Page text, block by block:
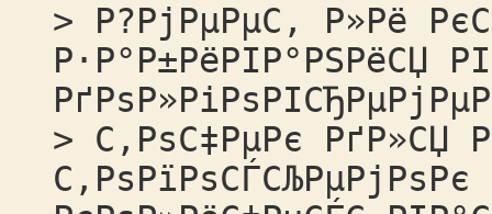
> Р?РјРµРµС‚ Р»Рё
Р·Р°Р±РёРІР°РЅРёСЏ
> С‚РѕС‡РµРє РґР»СЏ